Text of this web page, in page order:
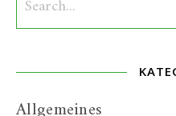
Allgemeines